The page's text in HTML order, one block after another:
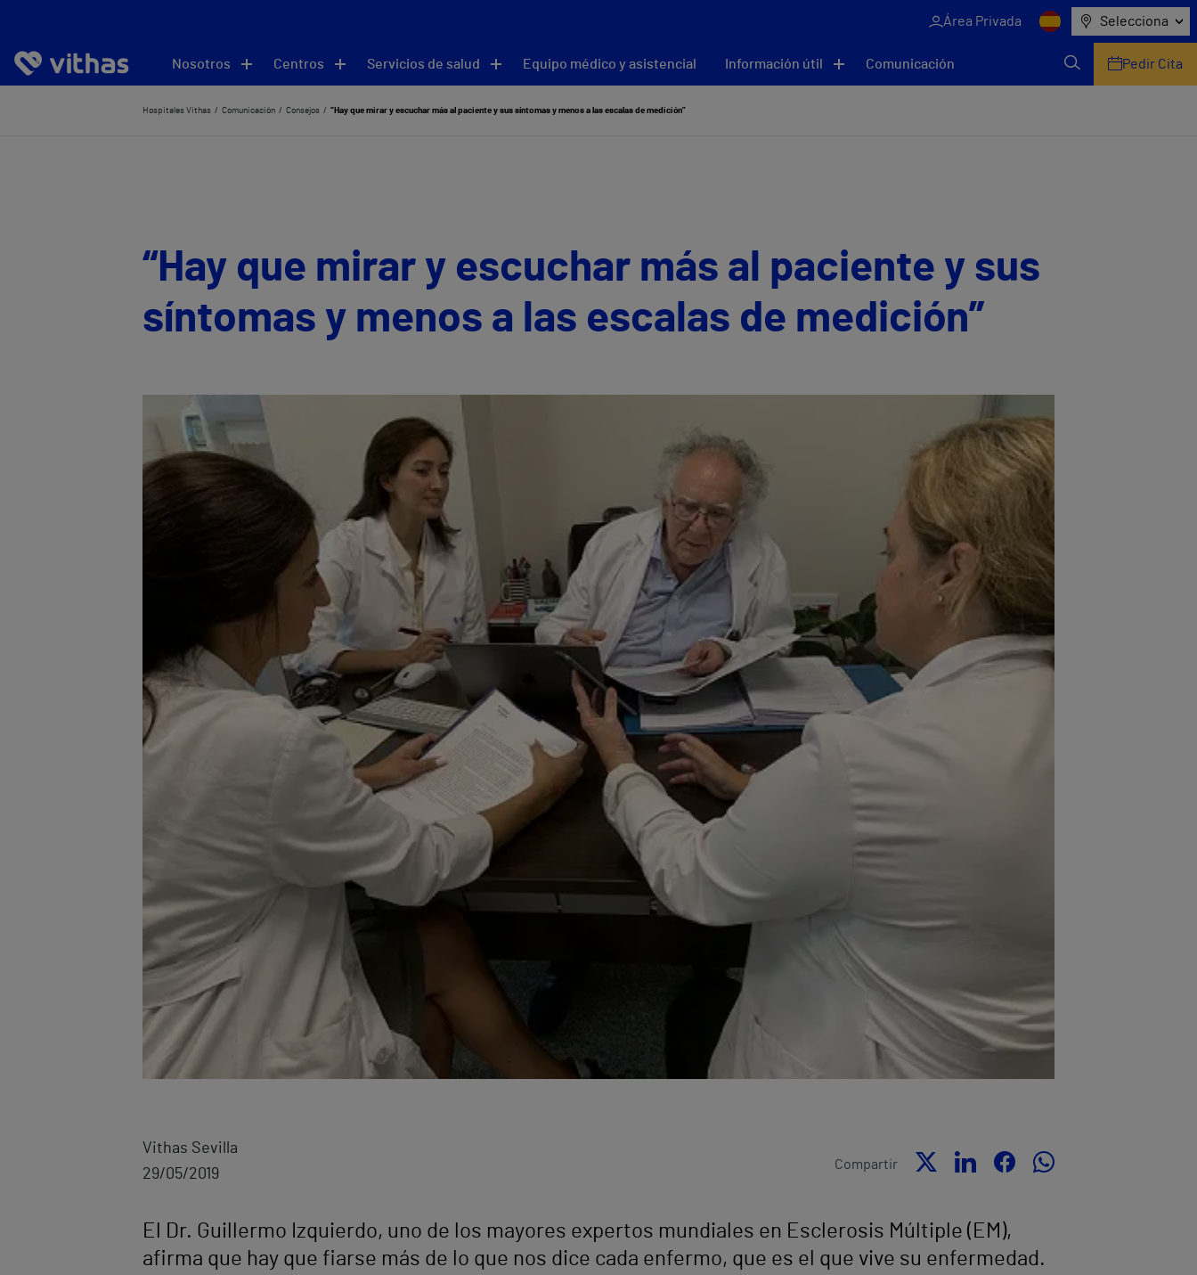
Área Privada Selecciona
Nosotros Centros Servicios de salud Equipo médico y asistencial Información útil Comunicación Pedir Cita
Hospitales Vithas Comunicación Consejos “Hay que mirar y escuchar más al paciente y sus síntomas y menos a las escalas de medición”
“Hay que mirar y escuchar más al paciente y sus
síntomas y menos a las escalas de medición”
Vithas Sevilla
29/05/2019
Compartir
El Dr. Guillermo Izquierdo, uno de los mayores expertos mundiales en Esclerosis Múltiple (EM),
afirma que hay que fiarse más de lo que nos dice cada enfermo, que es el que vive su enfermedad.